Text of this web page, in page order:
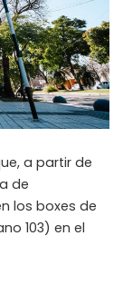
a partir de
de
los boxes de
103) en el